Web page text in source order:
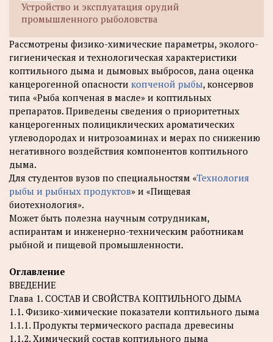
Устройство и эксплуатация орудий
промышленного рыболовства
Рассмотрены физико-химические параметры, эколого-
гигиеническая и технологическая характеристики
коптильного дыма и дымовых выбросов, дана оценка
канцерогенной опасности копченой рыбы, консервов
типа «Рыба копченая в масле» и коптильных
препаратов. Приведены сведения о приоритетных
канцерогенных полициклических ароматических
углеводородах и нитрозоаминах и мерах по снижению
негативного воздействия компонентов коптильного
дыма.
Для студентов вузов по специальностям «Технология
рыбы и рыбных продуктов» и «Пищевая
биотехнология».
Может быть полезна научным сотрудникам,
аспирантам и инженерно-техническим работникам
рыбной и пищевой промышленности.
Оглавление
ВВЕДЕНИЕ
Глава 1. СОСТАВ И СВОЙСТВА КОПТИЛЬНОГО ДЫМА
1.1. Физико-химические показатели коптильного дыма
1.1.1. Продукты термического распада древесины
1.1.2. Химический состав коптильного дыма